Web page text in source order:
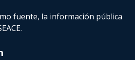
fuente, la información pública